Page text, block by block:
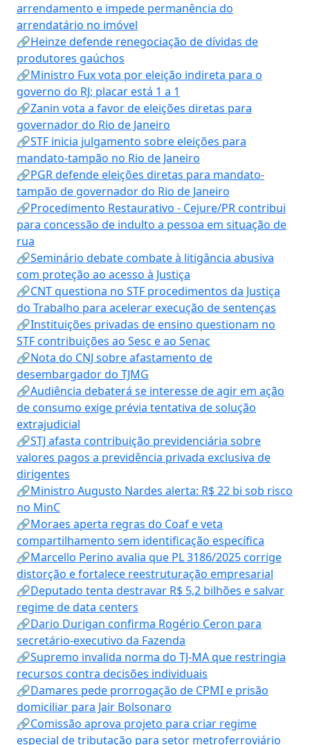
arrendamento e impede permanência do
arrendatário no imóvel
🔗Heinze defende renegociação de dívidas de
produtores gaúchos
🔗Ministro Fux vota por eleição indireta para o
governo do RJ; placar está 1 a 1
🔗Zanin vota a favor de eleições diretas para
governador do Rio de Janeiro
🔗STF inicia julgamento sobre eleições para
mandato-tampão no Rio de Janeiro
🔗PGR defende eleições diretas para mandato-
tampão de governador do Rio de Janeiro
🔗Procedimento Restaurativo - Cejure/PR contribui
para concessão de indulto a pessoa em situação de
rua
🔗Seminário debate combate à litigância abusiva
com proteção ao acesso à Justiça
🔗CNT questiona no STF procedimentos da Justiça
do Trabalho para acelerar execução de sentenças
🔗Instituições privadas de ensino questionam no
STF contribuições ao Sesc e ao Senac
🔗Nota do CNJ sobre afastamento de
desembargador do TJMG
🔗Audiência debaterá se interesse de agir em ação
de consumo exige prévia tentativa de solução
extrajudicial
🔗STJ afasta contribuição previdenciária sobre
valores pagos a previdência privada exclusiva de
dirigentes
🔗Ministro Augusto Nardes alerta: R$ 22 bi sob risco
no MinC
🔗Moraes aperta regras do Coaf e veta
compartilhamento sem identificação específica
🔗Marcello Perino avalia que PL 3186/2025 corrige
distorção e fortalece reestruturação empresarial
🔗Deputado tenta destravar R$ 5,2 bilhões e salvar
regime de data centers
🔗Dario Durigan confirma Rogério Ceron para
secretário-executivo da Fazenda
🔗Supremo invalida norma do TJ-MA que restringia
recursos contra decisões individuais
🔗Damares pede prorrogação de CPMI e prisão
domiciliar para Jair Bolsonaro
🔗Comissão aprova projeto para criar regime
especial de tributação para setor metroferroviário